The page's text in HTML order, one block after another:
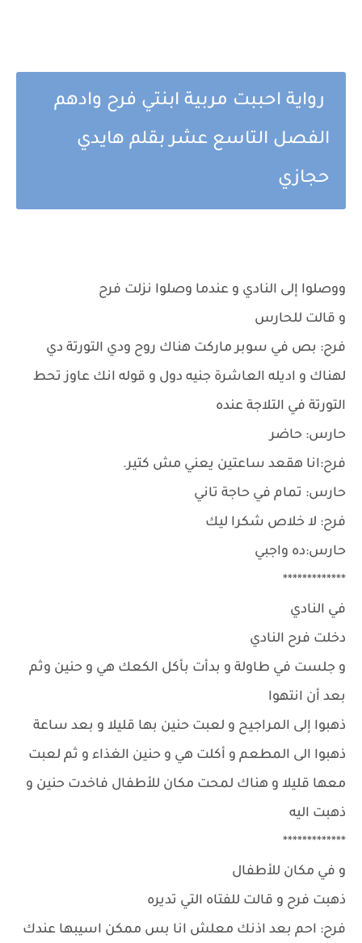
رواية احببت مربية ابنتي فرح وادهم
الفصل التاسع عشر بقلم هايدي
حجازي
ووصلوا إلى النادي و عندما وصلوا نزلت فرح
و قالت للحارس
فرح: بص في سوبر ماركت هناك روح ودي التورتة دي
لهناك و اديله العاشرة جنيه دول و قوله انك عاوز تحط
التورتة في التلاجة عنده
حارس: حاضر
فرح:انا هقعد ساعتين يعني مش كتير.
حارس: تمام في حاجة تاني
فرح: لا خلاص شكرا ليك
حارس:ده واجبي
*************
في النادي
دخلت فرح النادي
و جلست في طاولة و بدأت بأكل الكعك هي و حنين وثم
بعد أن انتهوا
ذهبوا إلى المراجيح و لعبت حنين بها قليلا و بعد ساعة
ذهبوا الى المطعم و أكلت هي و حنين الغذاء و ثم لعبت
معها قليلا و هناك لمحت مكان للأطفال فاخدت حنين و
ذهبت اليه
*************
و في مكان للأطفال
ذهبت فرح و قالت للفتاه التي تديره
فرح: احم بعد اذنك معلش انا بس ممكن اسيبها عندك